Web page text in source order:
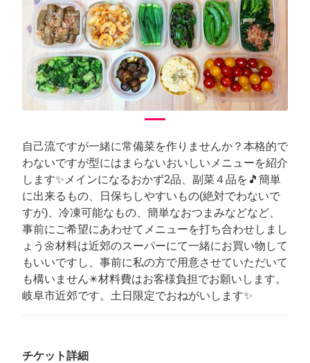
自己流ですが一緒に常備菜を作りませんか？本格的で
わないですが型にはまらないおいしいメニューを紹介
します✨メインになるおかず2品、副菜４品を🎵簡単
に出来るもの、日保ちしやすいもの(絶対でわないで
すが)、冷凍可能なもの、簡単なおつまみなどなど、
事前にご希望にあわせてメニューを打ち合わせしまし
ょう🌼材料は近郊のスーパーにて一緒にお買い物して
もいいですし、事前に私の方で用意させていただいて
も構いません✴️材料費はお客様負担でお願いします。
岐阜市近郊です。土日限定でおねがいします✨
チケット詳細